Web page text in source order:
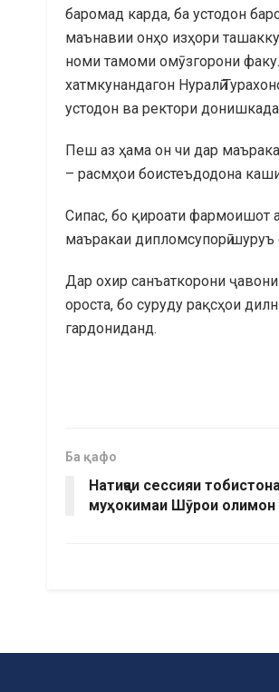
баромад карда, ба устодон
маънавии онҳо изҳори
номи тамоми омӯзгорони
хатмкунандагон Нуралӣ
устодон ва ректори
Пеш аз ҳама он чи дар
– расмҳои боистеъдодона
Сипас, бо қироати фармоишот
маъракаи дипломсупорӣ
Дар охир санъаткорони
ороста, бо суруду рақсҳои
гардониданд.
Ба қафо
Натиҷаи сессияи
муҳокимаи Шӯрои олимон